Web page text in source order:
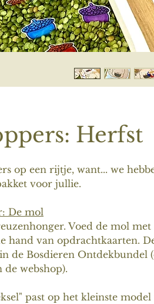
Herfst
op een rijtje, want... we
voor jullie.
De mol
Voed de mol met
hand van opdrachtkaarten.
de Bosdieren Ontdekbundel
webshop).
past op het kleinste model